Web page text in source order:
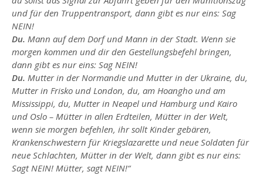
und für den Truppentransport, dann gibt es nur eins: Sag
NEIN!
Du. Mann auf dem Dorf und Mann in der Stadt. Wenn sie
morgen kommen und dir den Gestellungsbefehl bringen,
dann gibt es nur eins: Sag NEIN!
Du. Mutter in der Normandie und Mutter in der Ukraine, du,
Mutter in Frisko und London, du, am Hoangho und am
Mississippi, du, Mutter in Neapel und Hamburg und Kairo
und Oslo – Mütter in allen Erdteilen, Mütter in der Welt,
wenn sie morgen befehlen, ihr sollt Kinder gebären,
Krankenschwestern für Kriegslazarette und neue Soldaten für
neue Schlachten, Mütter in der Welt, dann gibt es nur eins:
Sagt NEIN! Mütter, sagt NEIN!“